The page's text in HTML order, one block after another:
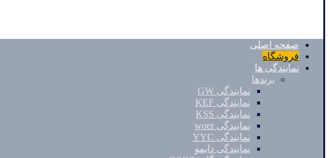
صفحه اصلی
فروشگاه
نمایندگی ها
برندها
نمایندگی GW
نمایندگی KEF
نمایندگی KSS
نمایندگی woer
نمایندگی YYC
نمایندگی دایمو